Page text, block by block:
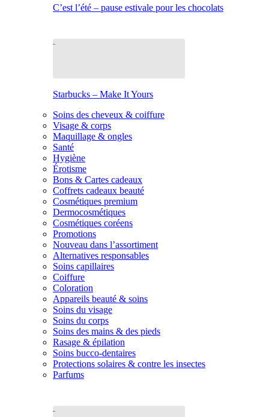
C’est l’été – pause estivale pour les chocolats
Starbucks – Make It Yours
Soins des cheveux & coiffure
Visage & corps
Maquillage & ongles
Santé
Hygiène
Érotisme
Bons & Cartes cadeaux
Coffrets cadeaux beauté
Cosmétiques premium
Dermocosmétiques
Cosmétiques coréens
Promotions
Nouveau dans l’assortiment
Alternatives responsables
Soins capillaires
Coiffure
Coloration
Appareils beauté & soins
Soins du visage
Soins du corps
Soins des mains & des pieds
Rasage & épilation
Soins bucco-dentaires
Protections solaires & contre les insectes
Parfums